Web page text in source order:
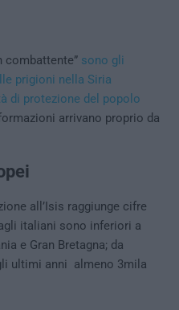
combattente” sono gli
prigioni nella Siria
di protezione del popolo
arrivano proprio da
all’Isis raggiunge cifre
italiani sono inferiori a
e Gran Bretagna; da
ultimi anni almeno 3mila